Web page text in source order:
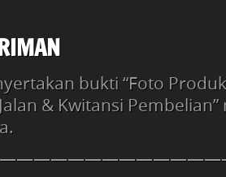
bukti “Foto
& Kwitansi